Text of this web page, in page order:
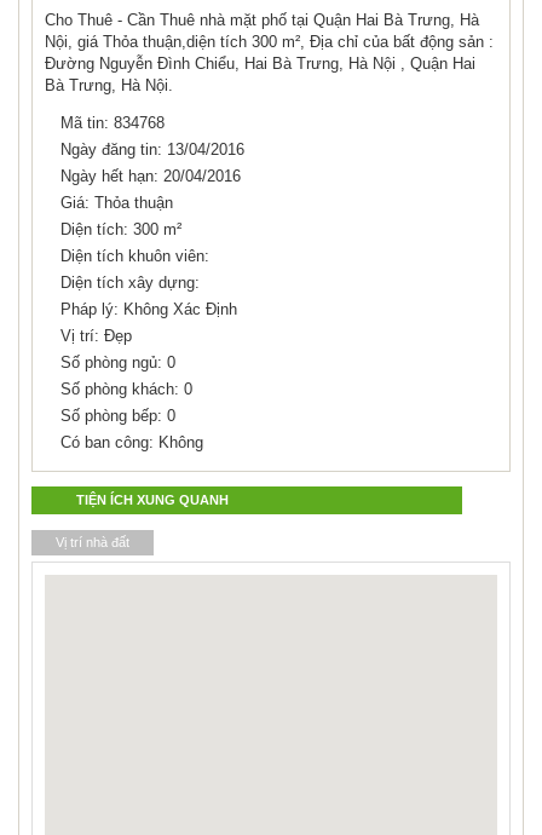
Cho Thuê - Cần Thuê nhà mặt phố tại Quận Hai Bà Trưng, Hà
Nội, giá Thỏa thuận,diện tích 300 m², Địa chỉ của bất động sản :
Đường Nguyễn Đình Chiểu, Hai Bà Trưng, Hà Nội , Quận Hai
Bà Trưng, Hà Nội.
Mã tin: 834768
Ngày đăng tin: 13/04/2016
Ngày hết hạn: 20/04/2016
Giá: Thỏa thuận
Diện tích: 300 m²
Diện tích khuôn viên:
Diện tích xây dựng:
Pháp lý: Không Xác Định
Vị trí: Đẹp
Số phòng ngủ: 0
Số phòng khách: 0
Số phòng bếp: 0
Có ban công: Không
TIỆN ÍCH XUNG QUANH
Vị trí nhà đất